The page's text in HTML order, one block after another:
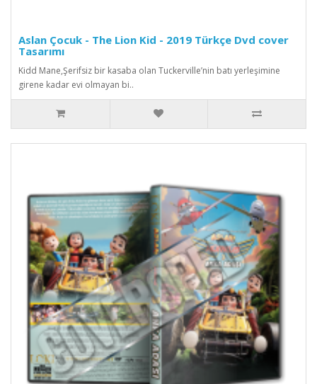
Aslan Çocuk - The Lion Kid - 2019 Türkçe Dvd cover
Tasarımı
Kidd Mane,Şerifsiz bir kasaba olan Tuckerville’nin batı yerleşimine
girene kadar evi olmayan bi..